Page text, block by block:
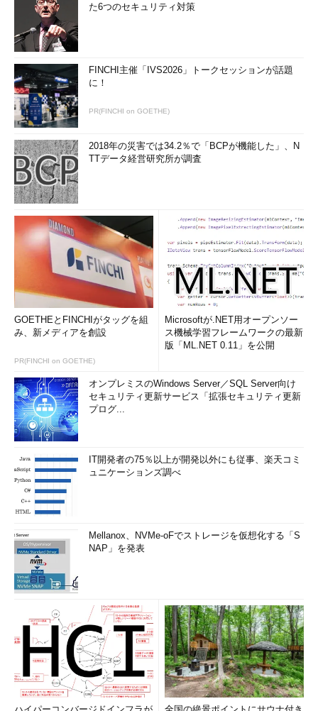
た6つのセキュリティ対策
FINCHI主催「IVS2026」トークセッションが話題
に！
PR(FINCHI on GOETHE)
2018年の災害では34.2％で「BCPが機能した」、N
TTデータ経営研究所が調査
GOETHEとFINCHIがタッグを組
み、新メディアを創設
PR(FINCHI on GOETHE)
Microsoftが.NET用オープンソー
ス機械学習フレームワークの最新
版「ML.NET 0.11」を公開
オンプレミスのWindows Server／SQL Server向け
セキュリティ更新サービス「拡張セキュリティ更新
プログ...
IT開発者の75％以上が開発以外にも従事、楽天コミ
ュニケーションズ調べ
Mellanox、NVMe-oFでストレージを仮想化する「S
NAP」を発表